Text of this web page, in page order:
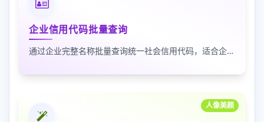
企业信用代码批量查询
通过企业完整名称批量查询统一社会信用代码，适合企业资料整理、名单核验和工商信息匹配
人像美颜